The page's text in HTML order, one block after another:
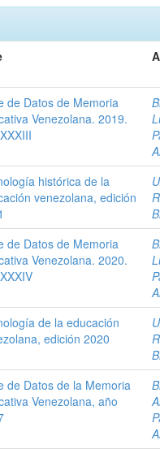
de Datos de Memoria
Venezolana. 2019.
histórica de la
venezolana, edición
de Datos de Memoria
Venezolana. 2020.
de la educación
edición 2020
de Datos de la Memoria
Venezolana, año